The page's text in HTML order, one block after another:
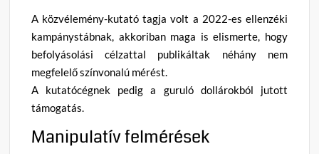
A közvélemény-kutató tagja volt a 2022-es ellenzéki
kampánystábnak, akkoriban maga is elismerte, hogy
befolyásolási célzattal publikáltak néhány nem
megfelelő színvonalú mérést.
A kutatócégnek pedig a guruló dollárokból jutott
támogatás.
Manipulatív felmérések